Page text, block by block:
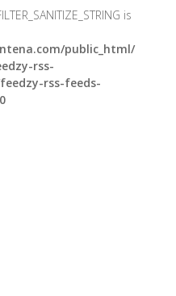
is
public_html/
rss-
rss-feeds-